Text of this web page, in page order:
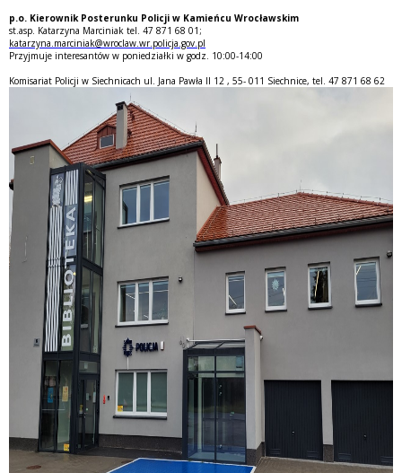
p.o. Kierownik Posterunku Policji w Kamieńcu Wrocławskim
st.asp. Katarzyna Marciniak tel. 47 871 68 01;
katarzyna.marciniak@wroclaw.wr.policja.gov.pl
Przyjmuje interesantów w poniedziałki w godz. 10:00-14:00
Komisariat Policji w Siechnicach ul. Jana Pawła II 12 , 55- 011 Siechnice, tel. 47 871 68 62